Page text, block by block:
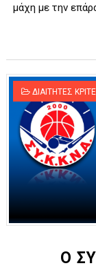
μάχη με την
ΔΙΑΙΤΗΤΕΣ
Ο